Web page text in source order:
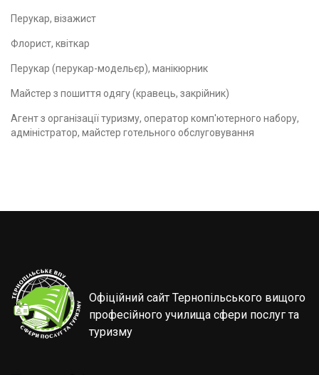
Перукар, візажист
Флорист, квіткар
Перукар (перукар-модельєр), манікюрник
Майстер з пошиття одягу (кравець, закрійник)
Агент з організації туризму, оператор комп'ютерного набору,
адміністратор, майстер готельного обслуговування
Офіційний сайт Тернопільського вищого
професійного училища сфери послуг та
туризму